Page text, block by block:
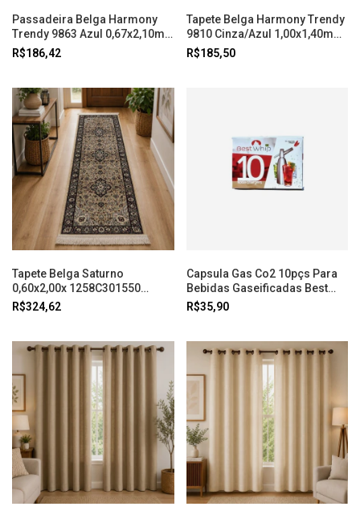
Passadeira Belga Harmony
Trendy 9863 Azul 0,67x2,10m
Abdalla
R$186,42
Tapete Belga Harmony Trendy
9810 Cinza/Azul 1,00x1,40m
Abdalla
R$185,50
Tapete Belga Saturno
0,60x2,00x 1258C301550
Dourado Abdalla
R$324,62
Capsula Gas Co2 10pçs Para
Bebidas Gaseificadas Best
Whip
R$35,90